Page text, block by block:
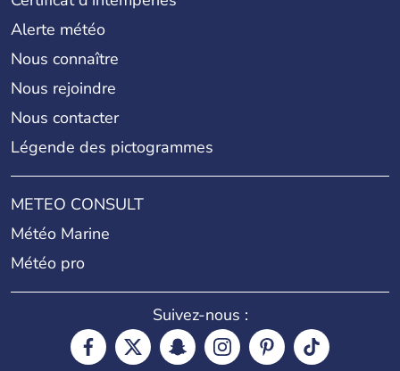
Alerte météo
Nous connaître
Nous rejoindre
Nous contacter
Légende des pictogrammes
METEO CONSULT
Météo Marine
Météo pro
Suivez-nous :